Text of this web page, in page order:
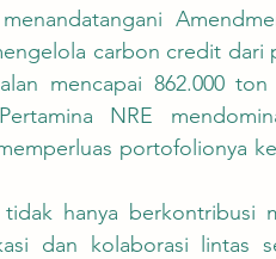
carbon credit dari
mencapai 862.000
NRE
portofolionya
dan kolaborasi lintas